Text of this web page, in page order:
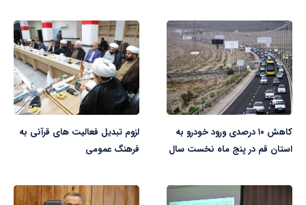
کاهش ۱۰ درصدی ورود خودرو به
استان قم در پنج ماه نخست سال
لزوم تبدیل فعالیت های قرآنی به
فرهنگ عمومی